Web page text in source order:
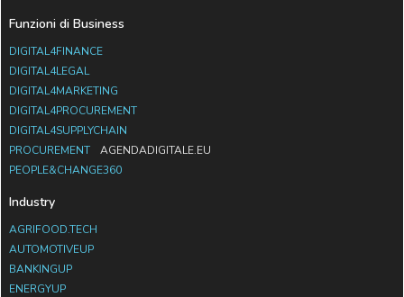
Funzioni di Business
DIGITAL4FINANCE
DIGITAL4LEGAL
DIGITAL4MARKETING
DIGITAL4PROCUREMENT
DIGITAL4SUPPLYCHAIN
PROCUREMENT
AGENDADIGITALE.EU
PEOPLE&CHANGE360
Industry
AGRIFOOD.TECH
AUTOMOTIVEUP
BANKINGUP
ENERGYUP